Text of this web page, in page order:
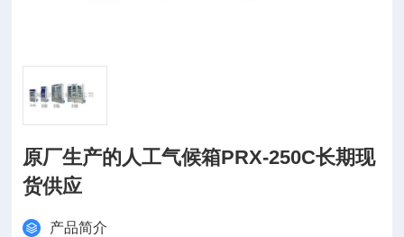
原厂生产的人工气候箱PRX-250C长期现
货供应
产品简介